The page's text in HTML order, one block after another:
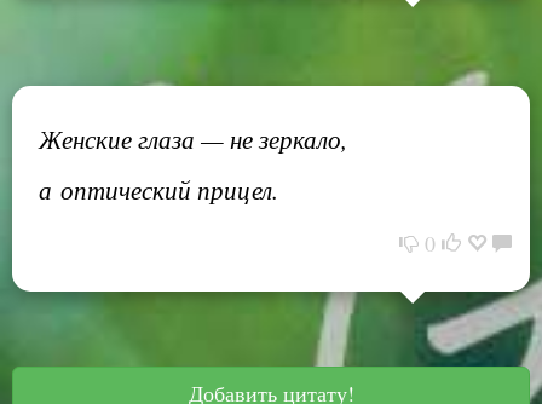
Женские глаза — не зеркало,
а оптический прицел.
0
Добавить цитату!